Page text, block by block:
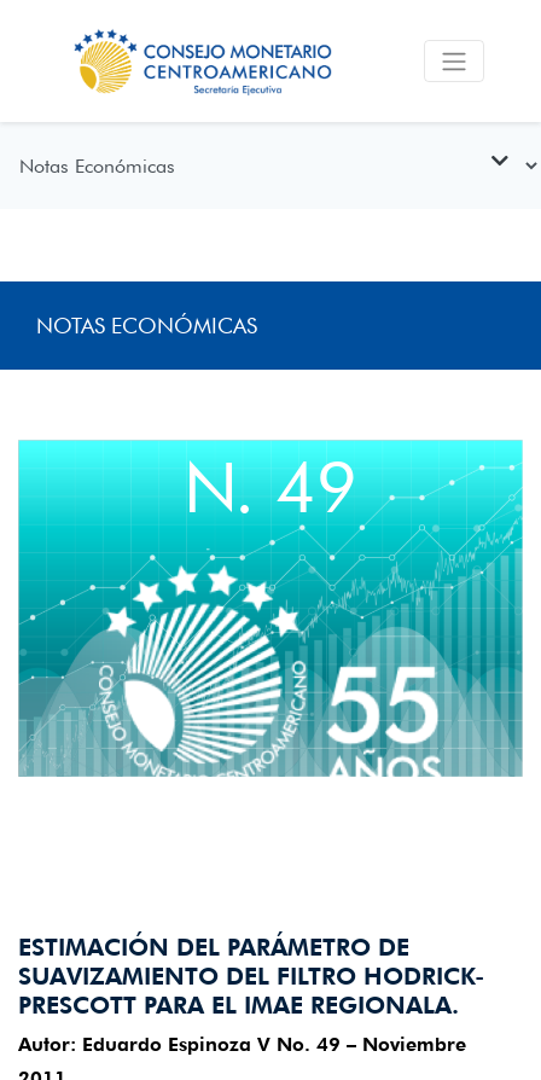
NOTAS ECONÓMICAS
N. 49
ESTIMACIÓN DEL PARÁMETRO DE
SUAVIZAMIENTO DEL FILTRO HODRICK-
PRESCOTT PARA EL IMAE REGIONALA.
Autor: Eduardo Espinoza V No. 49 – Noviembre